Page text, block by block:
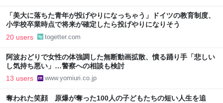
「美大に落ちた青年が投げやりになっちゃう」ドイツの教育制度、
小学校卒業時点で将来が確定したら投げやりになりそう
20 users togetter.com
阿波おどりで女性の体強調した無断動画拡散、憤る踊り手「悲しい
し気持ち悪い」…警察への相談も検討
13 users www.yomiuri.co.jp
奪われた笑顔 原爆が奪った100人の子どもたちの短い人生を追